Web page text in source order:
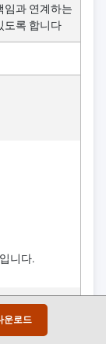
운로드
임과 연계하는
도록 합니다
니다.
자산, 유통
종합
자 참여를 바